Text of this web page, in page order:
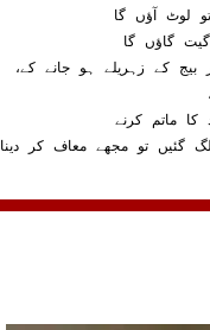
لوٹ آؤں گا
گاؤں گا
بیج کے زہریلے ہو جانے کے
ماتم کرنے
گئیں تو مجھے معاف کر دینا